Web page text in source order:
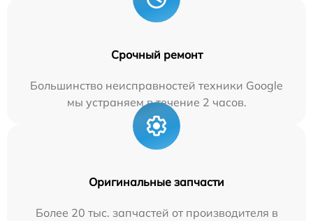
Срочный ремонт
Большинство неисправностей техники Google
мы устраняем в течение 2 часов.
Оригинальные запчасти
Более 20 тыс. запчастей от производителя в